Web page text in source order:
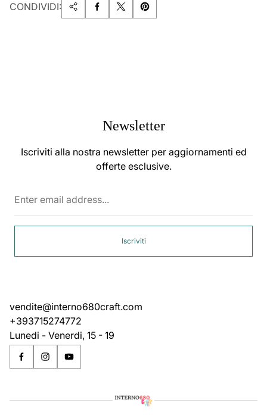
CONDIVIDI:
Newsletter
Iscriviti alla nostra newsletter per aggiornamenti ed
offerte esclusive.
Iscriviti
vendite@interno680craft.com
+393715274772
Lunedi - Venerdi, 15 - 19